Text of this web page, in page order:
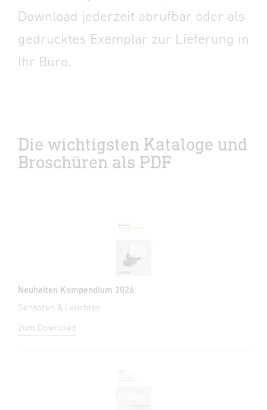
Download jederzeit abrufbar oder als
gedrucktes Exemplar zur Lieferung in
Ihr Büro.
Die wichtigsten Kataloge und
Broschüren als PDF
Neuheiten Kompendium 2026
Sensoren & Leuchten
Zum Download